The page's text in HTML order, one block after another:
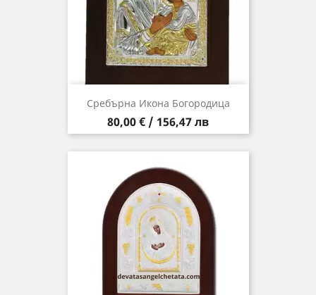
Сребърна Икона Богородица
Цена
80,00 € / 156,47 лв